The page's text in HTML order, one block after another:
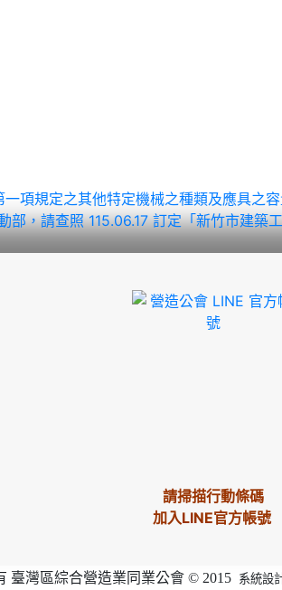
項規定之其他特定機械之種類及應具
部，請查照115.06.17 訂定「新竹市建築
請掃描行動條碼
加入LINE官方帳號
臺灣區綜合營造業同業公會 © 2015 系統設